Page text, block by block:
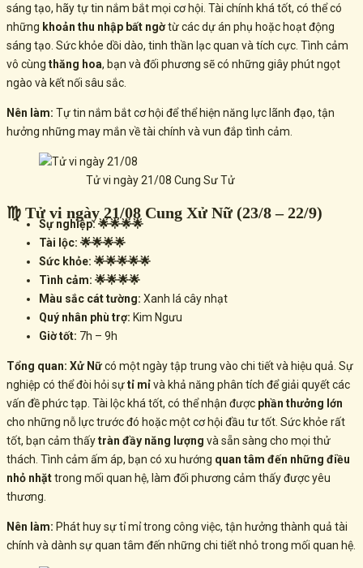
sáng tạo, hãy tự tin nắm bắt mọi cơ hội. Tài chính khá tốt, có thể có
những khoản thu nhập bất ngờtừ các dự án phụ hoặc hoạt động
sáng tạo. Sức khỏe dồi dào, tinh thần lạc quan và tích cực. Tình cảm
vô cùng thăng hoa, bạn và đối phương sẽ có những giây phút ngọt
ngào và kết nối sâu sắc.
Nên làm: Tự tin nắm bắt cơ hội để thể hiện năng lực lãnh đạo, tận
hưởng những may mắn về tài chính và vun đắp tình cảm.
Tử vi ngày 21/08 Cung Sư Tử
♍ Tử vi ngày 21/08 Cung Xử Nữ (23/8 – 22/9)
Sự nghiệp: 🌟🌟🌟🌟
Tài lộc: 🌟🌟🌟🌟
Sức khỏe: 🌟🌟🌟🌟🌟
Tình cảm: 🌟🌟🌟🌟
Màu sắc cát tường: Xanh lá cây nhạt
Quý nhân phù trợ: Kim Ngưu
Giờ tốt: 7h – 9h
Tổng quan: Xử Nữcó một ngày tập trung vào chi tiết và hiệu quả. Sự
nghiệp có thể đòi hỏi sựtỉ mỉvà khả năng phân tích để giải quyết các
vấn đề phức tạp. Tài lộc khá tốt, có thể nhận được phần thưởng lớn
cho những nỗ lực trước đó hoặc một cơ hội đầu tư tốt. Sức khỏe rất
tốt, bạn cảm thấytràn đầy năng lượng và sẵn sàng cho mọi thử
thách. Tình cảm ấm áp, bạn có xu hướng quan tâm đến những điều
nhỏ nhặttrong mối quan hệ, làm đối phương cảm thấy được yêu
thương.
Nên làm: Phát huy sự tỉ mỉ trong công việc, tận hưởng thành quả tài
chính và dành sự quan tâm đến những chi tiết nhỏ trong mối quan hệ.